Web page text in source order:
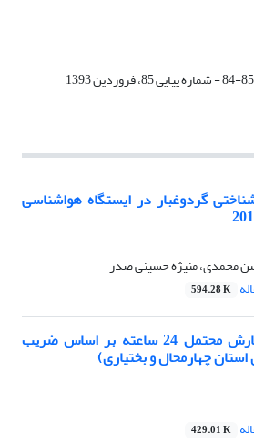
گردوغبار در ایستگاه هواشناسی
محمدی، منیژه حسینی صدر
594.28 K
برآورد آماری بیشینه بارش محتمل 24 ساعته بر اساس ضریب
چهارمحال و بختیاری)
429.01 K